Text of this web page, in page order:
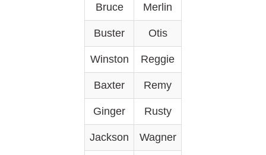
Bruce Merlin
Buster Otis
Winston Reggie
Baxter Remy
Ginger Rusty
Jackson Wagner